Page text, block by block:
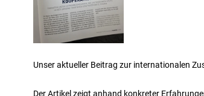
Unser aktueller Beitrag zur internationalen
Der Artikel zeigt anhand konkreter